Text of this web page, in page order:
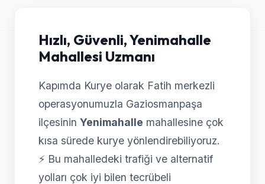
Hızlı, Güvenli, Yenimahalle
Mahallesi Uzmanı
Kapımda Kurye olarak Fatih merkezli
operasyonumuzla Gaziosmanpaşa
ilçesinin Yenimahalle mahallesine çok
kısa sürede kurye yönlendirebiliyoruz.
⚡ Bu mahalledeki trafiği ve alternatif
yolları çok iyi bilen tecrübeli